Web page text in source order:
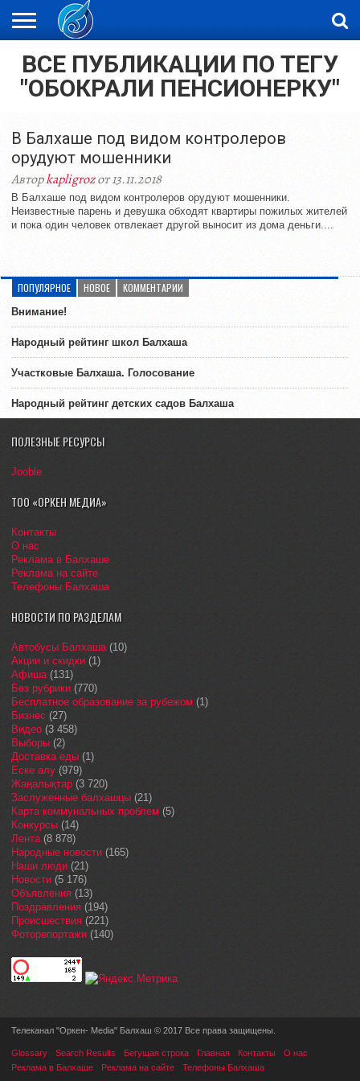
ЖАҢАЛЫҚТАР
НОВОСТИ
ВИДЕО
ФОТОРЕПОРТАЖИ
ОРКЕН
LIVETV
ВСЕ ПУБЛИКАЦИИ ПО ТЕГУ
"ОБОКРАЛИ ПЕНСИОНЕРКУ"
В Балхаше под видом контролеров
орудуют мошенники
Авторkapligrozот 13.11.2018
В Балхаше под видом контролеров орудуют мошенники.
Неизвестные парень и девушка обходят квартиры пожилых жителей
и пока один человек отвлекает другой выносит из дома деньги....
ПОПУЛЯРНОЕ НОВОЕ КОММЕНТАРИИ
Внимание!
Народный рейтинг школ Балхаша
Участковые Балхаша. Голосование
Народный рейтинг детских садов Балхаша
ПОЛЕЗНЫЕ РЕСУРСЫ
Jooble
ТОО «ОРКЕН МЕДИА»
Контакты
О нас
Реклама в Балхаше
Реклама на сайте
Телефоны Балхаша
НОВОСТИ ПО РАЗДЕЛАМ
Автобусы Балхаша(10)
Акции и скидки (1)
Афиша(131)
Без рубрики (770)
Бесплатное образование за рубежом (1)
Бизнес (27)
Видео (3 458)
Выборы (2)
Доставка еды (1)
Еске алу (979)
Жаңалықтар (3 720)
Заслуженные балхашцы (21)
Карта коммунальных проблем (5)
Конкурсы (14)
Лента(8 878)
Народные новости (165)
Наши люди (21)
Новости (5 176)
Объявления (13)
Поздравления (194)
Происшествия (221)
Фоторепортажи (140)
Телеканал "Оркен- Media" Балхаш © 2017 Все права защищены.
Glossary Search Results Бегущая строка Главная Контакты
О нас
Реклама в Балхаше
Реклама на сайте Телефоны Балхаша